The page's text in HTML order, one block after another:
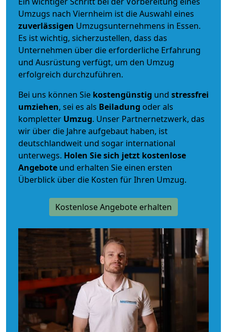
Umzugs nach Viernheim ist die Auswahl eines
zuverlässigen Umzugsunternehmens in Essen.
Es ist wichtig, sicherzustellen, dass das
Unternehmen über die erforderliche Erfahrung
und Ausrüstung verfügt, um den Umzug
erfolgreich durchzuführen.
Bei uns können Sie kostengünstig und stressfrei
umziehen, sei es als Beiladung oder als
kompletter Umzug. Unser Partnernetzwerk, das
wir über die Jahre aufgebaut haben, ist
deutschlandweit und sogar international
unterwegs. Holen Sie sich jetzt kostenlose
Angebote und erhalten Sie einen ersten
Überblick über die Kosten für Ihren Umzug.
Kostenlose Angebote erhalten